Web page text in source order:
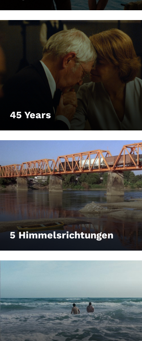
45 Years
5 Himmelsrichtungen